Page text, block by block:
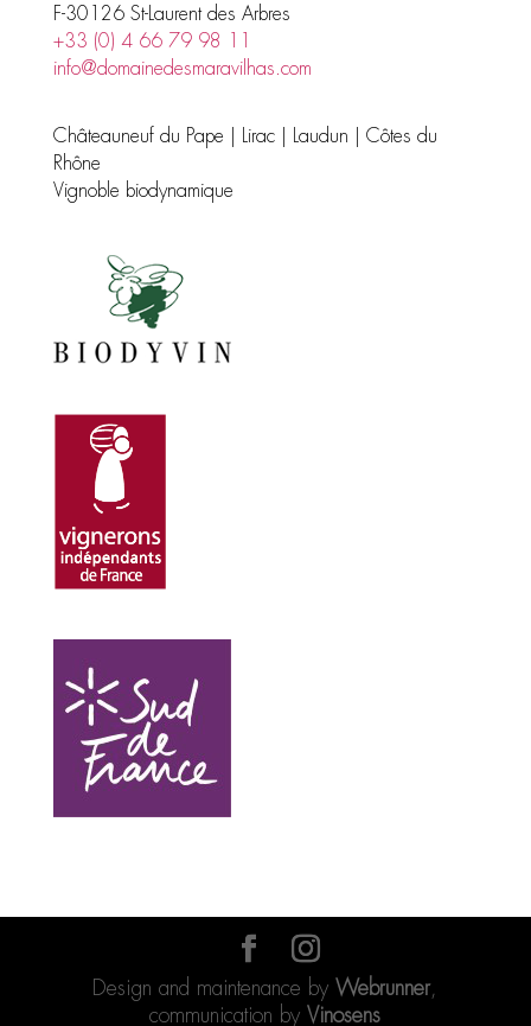
F-30126 St-Laurent des Arbres
+33 (0) 4 66 79 98 11
info@domainedesmaravilhas.com
Châteauneuf du Pape | Lirac | Laudun | Côtes du
Rhône
Vignoble biodynamique
Design and maintenance by Webrunner,
communication by Vinosens